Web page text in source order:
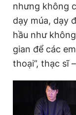
nhưng không
dạy múa, dạy
hầu như
gian để các
thoại”, thạc sĩ